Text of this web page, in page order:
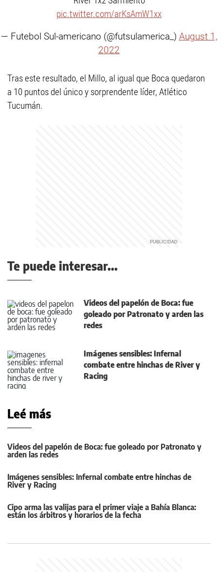
pic.twitter.com/arKsAmW1xx
— Futebol Sul-americano (@futsulamerica_) August 1,
2022
Tras este resultado, el Millo, al igual que Boca quedaron
a 10 puntos del único y sorprendente líder, Atlético
Tucumán.
Te puede interesar...
Videos del papelón de Boca: fue
goleado por Patronato y arden las
redes
Imágenes sensibles: Infernal
combate entre hinchas de River y
Racing
Leé más
Videos del papelón de Boca: fue goleado por Patronato y
arden las redes
Imágenes sensibles: Infernal combate entre hinchas de
River y Racing
Cipo arma las valijas para el primer viaje a Bahía Blanca:
están los árbitros y horarios de la fecha